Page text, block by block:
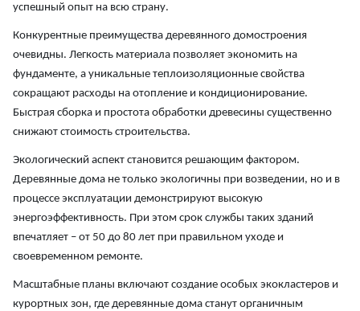
успешный опыт на всю страну.
Конкурентные преимущества деревянного домостроения
очевидны. Легкость материала позволяет экономить на
фундаменте, а уникальные теплоизоляционные свойства
сокращают расходы на отопление и кондиционирование.
Быстрая сборка и простота обработки древесины существенно
снижают стоимость строительства.
Экологический аспект становится решающим фактором.
Деревянные дома не только экологичны при возведении, но и в
процессе эксплуатации демонстрируют высокую
энергоэффективность. При этом срок службы таких зданий
впечатляет – от 50 до 80 лет при правильном уходе и
своевременном ремонте.
Масштабные планы включают создание особых экокластеров и
курортных зон, где деревянные дома станут органичным